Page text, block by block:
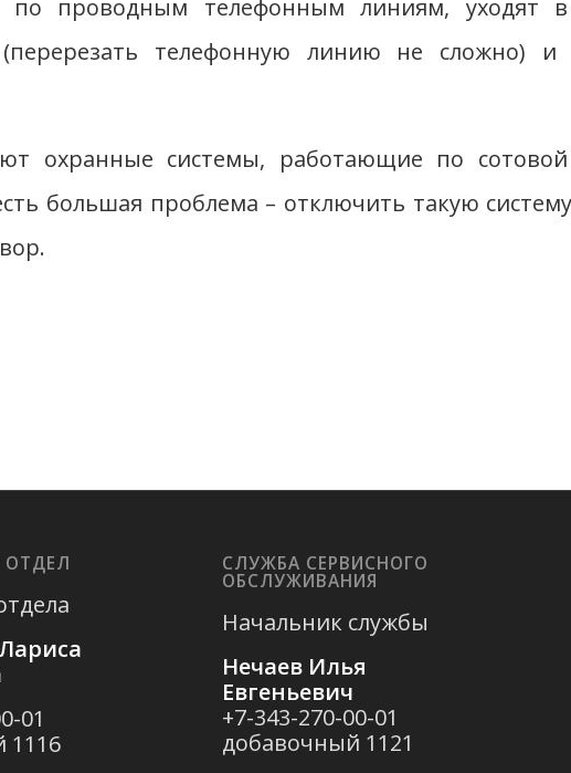
проводным телефонным линиям, уходят
(перерезать телефонную линию не сложно) и
охранные системы, работающие по
большая проблема – отключить такую
01
1116
СЛУЖБА СЕРВИСНОГО
ОБСЛУЖИВАНИЯ
Начальник службы
Нечаев Илья
Евгеньевич
+7-343-270-00-01
добавочный 1121